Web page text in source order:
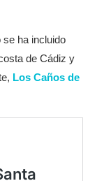
se ha incluido
de Cádiz y
Los Caños de